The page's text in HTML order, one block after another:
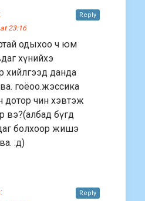
23:16
одыхоо ч юм
хүнийхэ
хийлгээд данда
гоёоо.жэссика
дотор чин хэвтэж
вэ?(албад бүгд
болхоор жишэ
:д)
Reply
Reply